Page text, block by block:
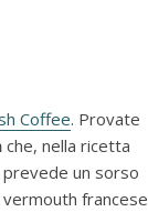
Coffee. Provate
che, nella ricetta
prevede un sorso
francese